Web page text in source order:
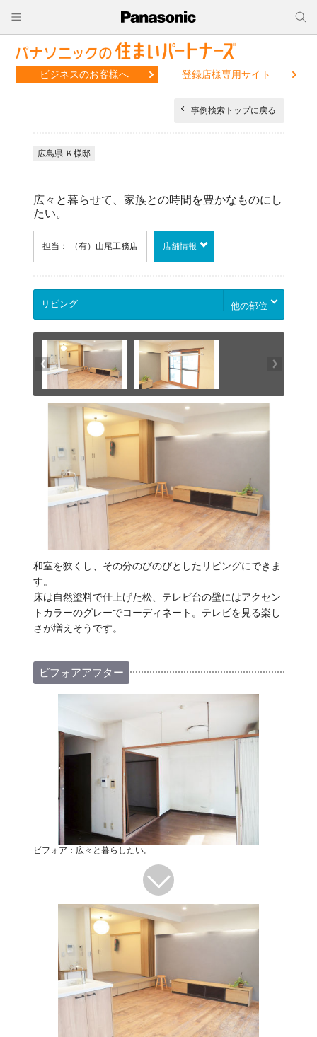
ビジネスのお客様へ 登録店様専用サイト
事例検索トップに戻る
広島県 Ｋ様邸
広々と暮らせて、家族との時間を豊かなものにし
たい。
担当： （有）山尾工務店 店舗情報
他の部位
和室を狭くし、その分のびのびとしたリビングにできま
す。
床は自然塗料で仕上げた松、テレビ台の壁にはアクセン
トカラーのグレーでコーディネート。テレビを見る楽し
さが増えそうです。
ビフォアアフター
ビフォア：広々と暮らしたい。